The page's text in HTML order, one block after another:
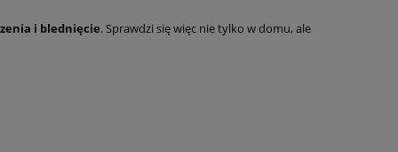
i blednięcie. Sprawdzi się więc nie tylko w domu, ale